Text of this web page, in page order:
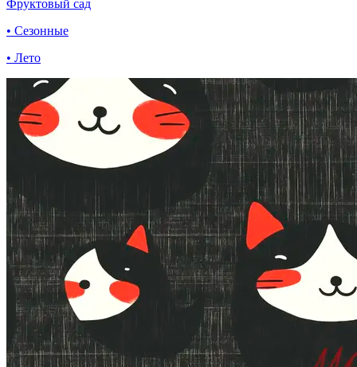
Фруктовый сад
• Сезонные
• Лето